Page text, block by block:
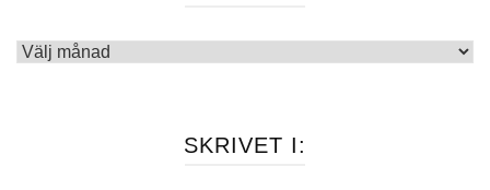
Arkiv
SKRIVET I: